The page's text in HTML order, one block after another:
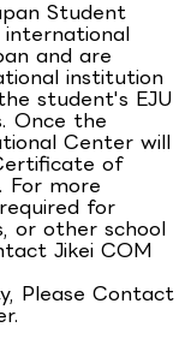
Student
international
and are
institution
student's EJU
Once the
Center will
of
For more
for
or other school
Jikei COM
Please Contact